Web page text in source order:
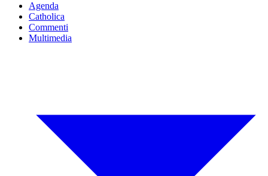
Agenda
Catholica
Commenti
Multimedia